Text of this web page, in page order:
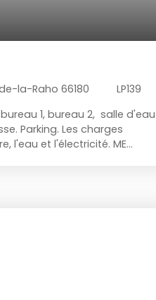
la-Raho 66180
LP139
1, bureau 2, salle d'eau
Parking. Les charges
l'eau et l'électricité. ME